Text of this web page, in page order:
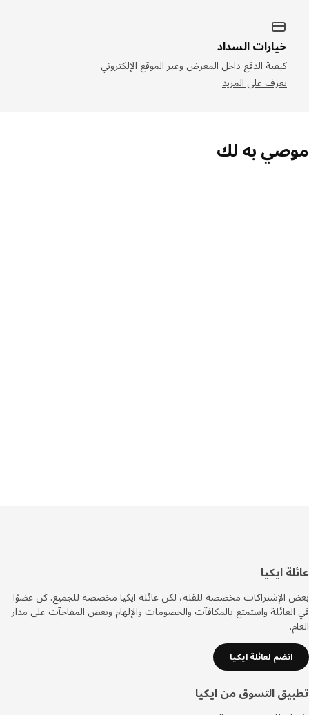
خيارات السداد
كيفية الدفع داخل المعرض وعبر الموقع الإلكتروني
تعرف على المزيد
به لك
ايكيا
الإشتراكات مخصصة للقلة، لكن عائلة ايكيا مخصصة للجميع. كن عضوًا
واستمتع بالمكافآت والخصومات والإلهام وبعض المفاجآت على مدار
انضم لعائلة ايكيا
التسوق من ايكيا